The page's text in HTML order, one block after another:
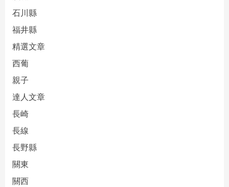
石川縣
福井縣
精選文章
西葡
親子
達人文章
長崎
長線
長野縣
關東
關西